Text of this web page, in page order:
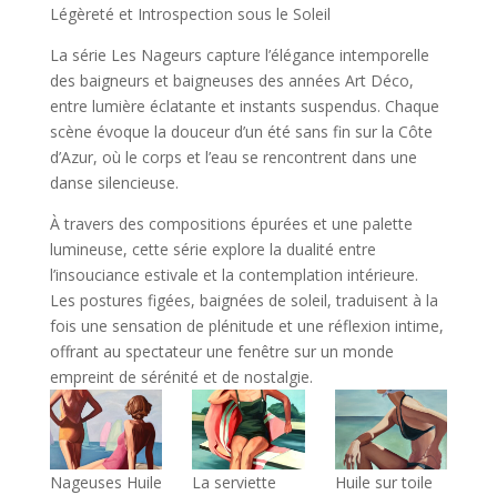
Légèreté et Introspection sous le Soleil
La série Les Nageurs capture l’élégance intemporelle
des baigneurs et baigneuses des années Art Déco,
entre lumière éclatante et instants suspendus. Chaque
scène évoque la douceur d’un été sans fin sur la Côte
d’Azur, où le corps et l’eau se rencontrent dans une
danse silencieuse.
À travers des compositions épurées et une palette
lumineuse, cette série explore la dualité entre
l’insouciance estivale et la contemplation intérieure.
Les postures figées, baignées de soleil, traduisent à la
fois une sensation de plénitude et une réflexion intime,
offrant au spectateur une fenêtre sur un monde
empreint de sérénité et de nostalgie.
Nageuses Huile
La serviette
Huile sur toile